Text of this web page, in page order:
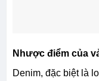
Nhược điểm của
Denim, đặc biệt là